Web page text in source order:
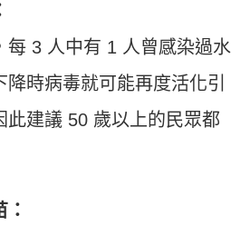
每 3 人中有 1 人曾感染過水
時病毒就可能再度活化引
此建議 50 歲以上的民眾都